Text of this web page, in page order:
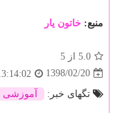
منبع: خاتون یار
5.0 از 5
1398/02/20
تگهای خبر:
آموزشی